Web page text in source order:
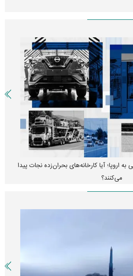
اروپا؛ آیا کارخانه‌های بحران‌زده نجات پیدا
می‌کنند؟